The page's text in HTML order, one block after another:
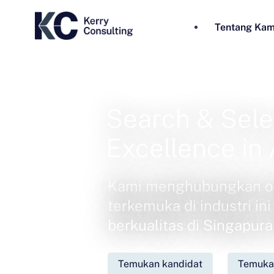
Tentang
Kami menghubungkan
terkemuka di industri
berkualitas di
Temukan kandidat